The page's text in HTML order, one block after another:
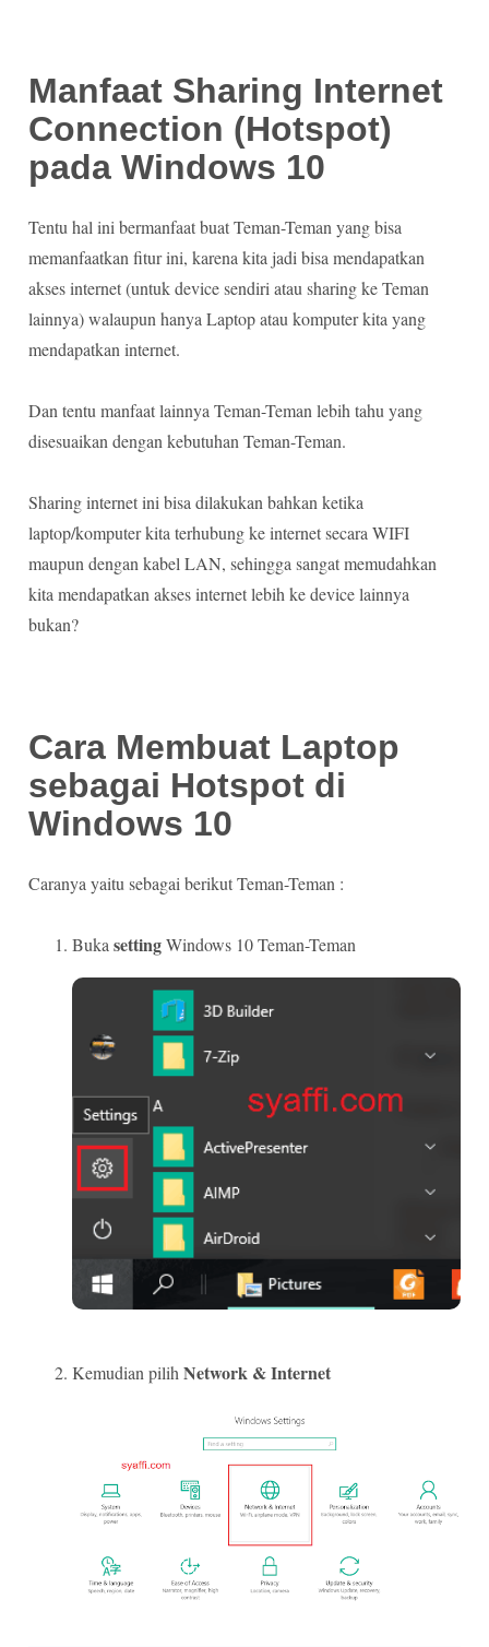
Manfaat Sharing Internet
Connection (Hotspot)
pada Windows 10
Tentu hal ini bermanfaat buat Teman-Teman yang bisa
memanfaatkan fitur ini, karena kita jadi bisa mendapatkan
akses internet (untuk device sendiri atau sharing ke Teman
lainnya) walaupun hanya Laptop atau komputer kita yang
mendapatkan internet.
Dan tentu manfaat lainnya Teman-Teman lebih tahu yang
disesuaikan dengan kebutuhan Teman-Teman.
Sharing internet ini bisa dilakukan bahkan ketika
laptop/komputer kita terhubung ke internet secara WIFI
maupun dengan kabel LAN, sehingga sangat memudahkan
kita mendapatkan akses internet lebih ke device lainnya
bukan?
Cara Membuat Laptop
sebagai Hotspot di
Windows 10
Caranya yaitu sebagai berikut Teman-Teman :
BukasettingWindows 10 Teman-Teman
Kemudian pilihNetwork & Internet